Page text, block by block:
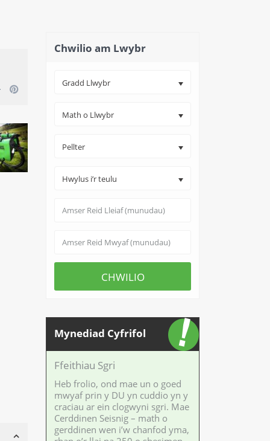
Chwilio am Lwybr
Gradd Llwybr
Math o Llwybr
Pellter
Hwylus i’r teulu
CHWILIO
Mynediad Cyfrifol
Ffeithiau Sgri
Heb frolio, ond mae un o goed
mwyaf prin y DU yn cuddio yn y
craciau ar ein clogwyni sgri. Mae
Cerddinen Seisnig – math o
gerddinen wen i’w chanfod yma,